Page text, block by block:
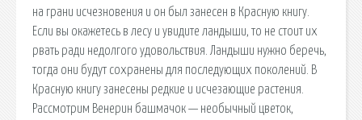
на грани исчезновения и он был занесен в Красную книгу.
Если вы окажетесь в лесу и увидите ландыши, то не стоит их
рвать ради недолгого удовольствия. Ландыши нужно беречь,
тогда они будут сохранены для последующих поколений. В
Красную книгу занесены редкие и исчезающие растения.
Рассмотрим Венерин башмачок — необычный цветок,